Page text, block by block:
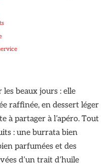
beaux jours : elle
raffinée, en dessert léger
à partager à l’apéro. Tout
: une burrata bien
parfumées et des
d’un trait d’huile